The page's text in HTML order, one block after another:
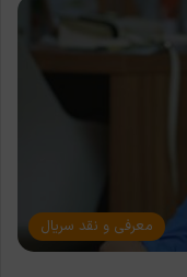
معرفی و نقد سریال